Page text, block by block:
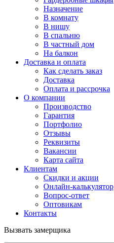
Назначение
В комнату
В нишу
В спальню
В частный дом
На балкон
Доставка и оплата
Как сделать заказ
Доставка
Оплата и рассрочка
О компании
Производство
Гарантия
Портфолио
Отзывы
Реквизиты
Вакансии
Карта сайта
Клиентам
Скидки и акции
Онлайн-калькулятор
Вопрос-ответ
Оптовикам
Контакты
Вызвать замерщика